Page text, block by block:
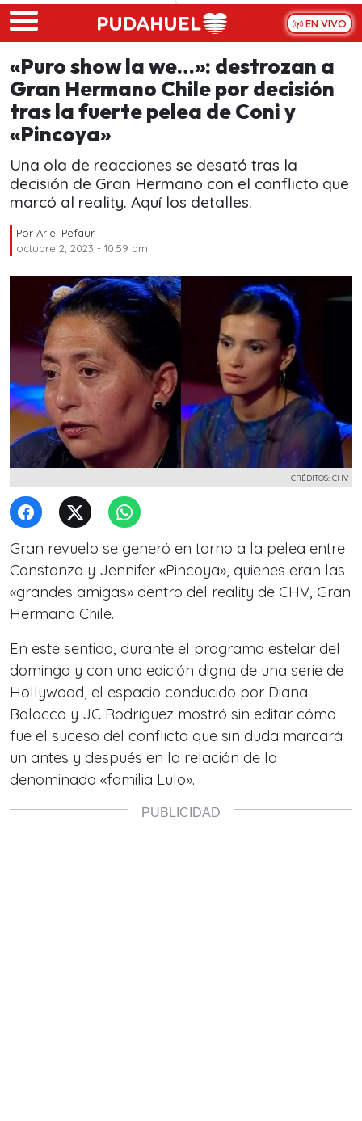
Skip to main content
EN VIVO
«Puro show la we…»: destrozan a
Gran Hermano Chile por decisión
tras la fuerte pelea de Coni y
«Pincoya»
Una ola de reacciones se desató tras la
decisión de Gran Hermano con el conflicto que
marcó al reality. Aquí los detalles.
Por Ariel Pefaur
octubre 2, 2023 - 10:59 am
CRÉDITOS: CHV
Gran revuelo se generó en torno a la pelea entre
Constanza y Jennifer «Pincoya», quienes eran las
«grandes amigas» dentro del reality de CHV, Gran
Hermano Chile.
En este sentido, durante el programa estelar del
domingo y con una edición digna de una serie de
Hollywood, el espacio conducido por Diana
Bolocco y JC Rodríguez mostró sin editar cómo
fue el suceso del conflicto que sin duda marcará
un antes y después en la relación de la
denominada «familia Lulo».